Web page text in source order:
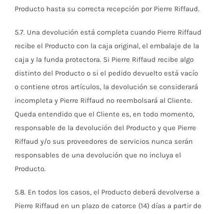
Producto hasta su correcta recepción por Pierre Riffaud.
5.7. Una devolución está completa cuando Pierre Riffaud
recibe el Producto con la caja original, el embalaje de la
caja y la funda protectora. Si Pierre Riffaud recibe algo
distinto del Producto o si el pedido devuelto está vacío
o contiene otros artículos, la devolución se considerará
incompleta y Pierre Riffaud no reembolsará al Cliente.
Queda entendido que el Cliente es, en todo momento,
responsable de la devolución del Producto y que Pierre
Riffaud y/o sus proveedores de servicios nunca serán
responsables de una devolución que no incluya el
Producto.
5.8. En todos los casos, el Producto deberá devolverse a
Pierre Riffaud en un plazo de catorce (14) días a partir de